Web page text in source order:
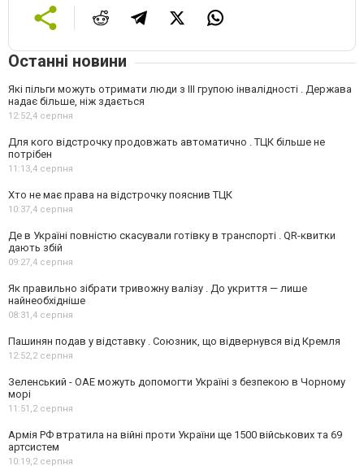
Останні новини
Які пільги можуть отримати люди з III групою інвалідності . Держава
надає більше, ніж здається
12:52,4 серпня
Для кого відстрочку продовжать автоматично . ТЦК більше не
потрібен
11:13,4 серпня
Хто не має права на відстрочку пояснив ТЦК
10:37,4 серпня
Де в Україні повністю скасували готівку в транспорті . QR-квитки
дають збій
09:27,4 серпня
Як правильно зібрати тривожну валізу . До укриття — лише
найнеобхідніше
08:31,4 серпня
Пашинян подав у відставку . Союзник, що відвернувся від Кремля
12:52,2 серпня
Зеленський - ОАЕ можуть допомогти Україні з безпекою в Чорному
морі
11:51,2 серпня
Армія РФ втратила на війні проти України ще 1500 військових та 69
артсистем
10:19,2 серпня